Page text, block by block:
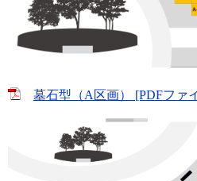
墓石型（A区画） [PDFファ